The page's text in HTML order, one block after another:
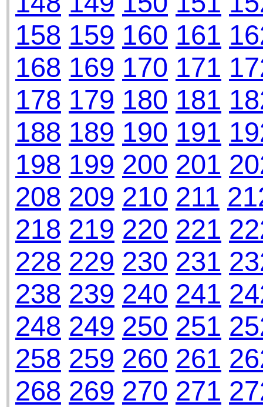
158 159 160 161
168 169 170 171
178 179 180 181
188 189 190 191
198 199 200 201
208 209 210 211
218 219 220 221
228 229 230 231
238 239 240 241
248 249 250 251
258 259 260 261
268 269 270 271